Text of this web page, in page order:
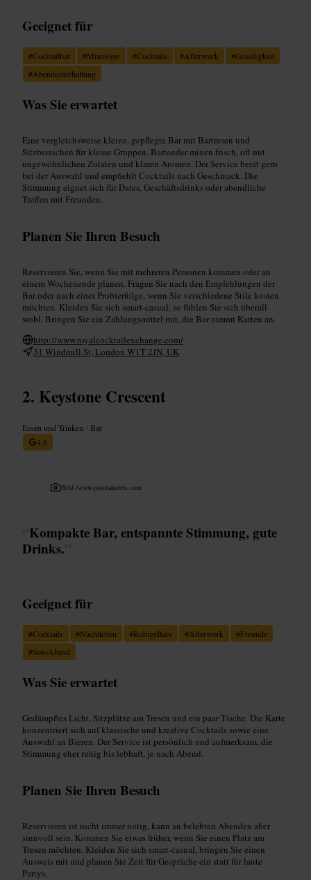
Geeignet für
#Cocktailbar #Mixologie #Cocktails #Afterwork #Geselligkeit
#Abendunterhaltung
Was Sie erwartet
Eine vergleichsweise kleine, gepflegte Bar mit Bartresen und
Sitzbereichen für kleine Gruppen. Bartender mixen frisch, oft mit
ungewöhnlichen Zutaten und klaren Aromen. Der Service berät gern
bei der Auswahl und empfiehlt Cocktails nach Geschmack. Die
Stimmung eignet sich für Dates, Geschäftsdrinks oder abendliche
Treffen mit Freunden.
Planen Sie Ihren Besuch
Reservieren Sie, wenn Sie mit mehreren Personen kommen oder an
einem Wochenende planen. Fragen Sie nach den Empfehlungen der
Bar oder nach einer Probierfolge, wenn Sie verschiedene Stile kosten
möchten. Kleiden Sie sich smart-casual, so fühlen Sie sich überall
wohl. Bringen Sie ein Zahlungsmittel mit, die Bar nimmt Karten an.
http://www.royalcocktailexchange.com/
31 Windmill St, London W1T 2JN, UK
Keystone Crescent
Essen und Trinken • Bar
4,6
Bild /www.pointahotels.com
“Kompakte Bar, entspannte Stimmung, gute
Drinks.”
Geeignet für
#Cocktails #Nachtleben #RuhigeBars #Afterwork #Freunde
#SoloAbend
Was Sie erwartet
Gedämpftes Licht, Sitzplätze am Tresen und ein paar Tische. Die Karte
konzentriert sich auf klassische und kreative Cocktails sowie eine
Auswahl an Bieren. Der Service ist persönlich und aufmerksam, die
Stimmung eher ruhig bis lebhaft, je nach Abend.
Planen Sie Ihren Besuch
Reservieren ist nicht immer nötig, kann an belebten Abenden aber
sinnvoll sein. Kommen Sie etwas früher, wenn Sie einen Platz am
Tresen möchten. Kleiden Sie sich smart-casual, bringen Sie einen
Ausweis mit und planen Sie Zeit für Gespräche ein statt für laute
Partys.